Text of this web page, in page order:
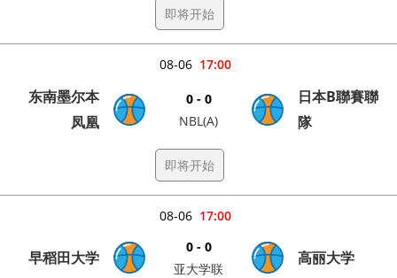
即将开始
17:00
08-06
东南墨尔本
凤凰
0 - 0
NBL(A)
日本B聯賽聯
隊
即将开始
17:00
08-06
早稻田大学
0 - 0
亚大学联
高丽大学